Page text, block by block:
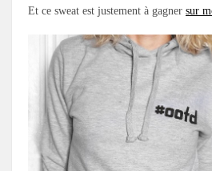
Et ce sweat est justement à gagner sur